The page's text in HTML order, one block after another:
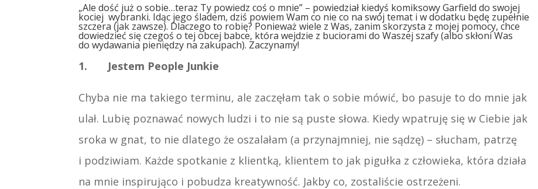
„Ale dość już o sobie…teraz Ty powiedz coś o mnie” – powiedział kiedyś komiksowy Garfield do swojej
kociej wybranki. Idąc jego śladem, dziś powiem Wam co nie co na swój temat i w dodatku będę zupełnie
szczera (jak zawsze). Dlaczego to robię? Ponieważ wiele z Was, zanim skorzysta z mojej pomocy, chce
dowiedzieć się czegoś o tej obcej babce, która wejdzie z buciorami do Waszej szafy (albo skłoni Was
do wydawania pieniędzy na zakupach). Zaczynamy!
1. Jestem People Junkie
Chyba nie ma takiego terminu, ale zaczęłam tak o sobie mówić, bo pasuje to do mnie jak
ulał. Lubię poznawać nowych ludzi i to nie są puste słowa. Kiedy wpatruję się w Ciebie jak
sroka w gnat, to nie dlatego że oszalałam (a przynajmniej, nie sądzę) – słucham, patrzę
i podziwiam. Każde spotkanie z klientką, klientem to jak pigułka z człowieka, która działa
na mnie inspirująco i pobudza kreatywność. Jakby co, zostaliście ostrzeżeni.